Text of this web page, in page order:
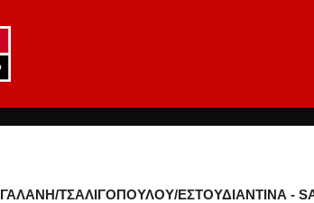
ΓΑΛΑΝΗ/ΤΣΑΛΙΓΟΠΟΥΛΟΥ/ΕΣΤΟΥΔΙΑΝΤΙΝΑ -